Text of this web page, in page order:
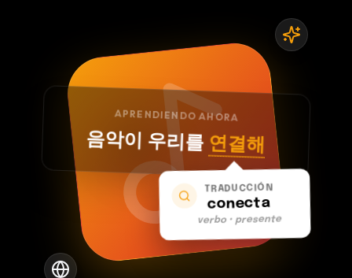
APRENDIENDO AHORA
음악이 우리를 연결해
TRADUCCIÓN
conecta
verbo • presente